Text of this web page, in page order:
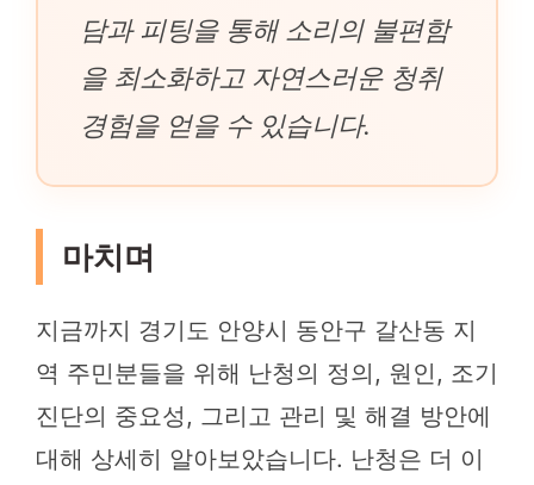
담과 피팅을 통해 소리의 불편함
을 최소화하고 자연스러운 청취
경험을 얻을 수 있습니다.
마치며
지금까지 경기도 안양시 동안구 갈산동 지
역 주민분들을 위해 난청의 정의, 원인, 조기
진단의 중요성, 그리고 관리 및 해결 방안에
대해 상세히 알아보았습니다. 난청은 더 이